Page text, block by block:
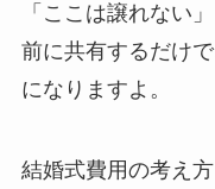
「ここは譲れない
前に共有するだけ
になりますよ。
結婚式費用の考え